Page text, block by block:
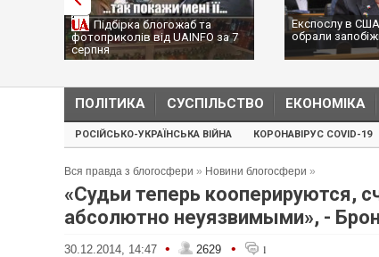
Підбірка блогожаб та
фотоприколів від UAINFO за 7
серпня
Експослу в
обрали
ПОЛІТИКА СУСПІЛЬСТВО ЕКОНОМІКА
РОСІЙСЬКО-УКРАЇНСЬКА ВІЙНА КОРОНАВІРУС COVID-19
Вся правда з блогосфери » Новини блогосфери »
«Судьи теперь кооперируются,
абсолютно неуязвимыми», -
30.12.2014, 14:47 • 2629 • 1